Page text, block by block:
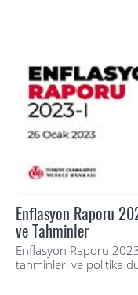
Enflasyon Raporu
ve Tahminler
Enflasyon Raporu
tahminleri ve politika